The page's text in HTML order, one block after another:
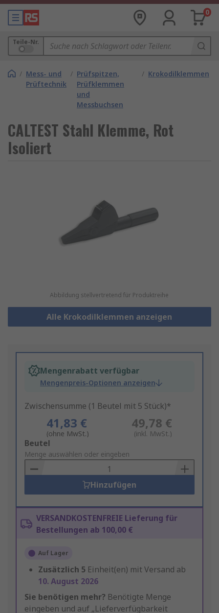
0
Teile-Nr.
/ Mess- und
Prüftechnik
/ Prüfspitzen,
Prüfklemmen
und
Messbuchsen
/ Krokodilklemmen
CALTEST Stahl Klemme, Rot
Isoliert
Abbildung stellvertretend für Produktreihe
Alle Krokodilklemmen anzeigen
Mengenrabatt verfügbar
Mengenpreis-Optionen anzeigen
Zwischensumme (1 Beutel mit 5 Stück)*
41,83 €
(ohne MwSt.)
49,78 €
(inkl. MwSt.)
Add
to
Basket
Beutel
Menge auswählen oder eingeben
Hinzufügen
VERSANDKOSTENFREIE Lieferung für
Bestellungen ab 100,00 €
Auf Lager
Zusätzlich 5 Einheit(en) mit Versand ab
10. August 2026
Sie benötigen mehr? Benötigte Menge
eingeben und auf „Lieferverfügbarkeit